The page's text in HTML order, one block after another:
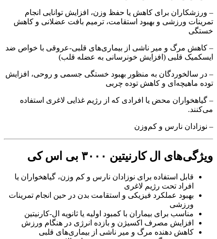
– ورزشکاران برای کاهش یا حفظ وزن، افزایش توانایی انجام
تمرینات ورزشی و بهبود استقامت، ترمیم بافت عضلانی و کاهش
خستگی
– کاهش مرگ و میر ناشی از بیماری‌های قلبی-عروقی با خواص ضد
ایسکمیک قلبی (افزایش خونرسانی به عضله قلب)
– در سالخوردگان به منظور بهبود خستگی جسمی و روحی، افزایش
توده ماهیچه‌ای و کاهش توده چربی
– گیاهخواران محض یا افرادی که از رژیم غذایی لاغری استفاده
می‌کنند.
– نوزادان نارس و کم‌وزن
ویژگی‌های ال کارنیتین ۳۰۰۰ بی اس کی
قابل استفاده برای نوزادان نارس و کم وزن، گیاهخواران یا
افراد تحت رژیم لاغری
بهبود عملکرد فیزیکی و استقامت بدن در حین انجام تمرینات
ورزشی
مناسب برای بیماران با کمبود اولیه یا ثانویه ال-کارنیتین
افزایش مصرف اکسیژن و بازده انرژی در هنگام ورزش
کاهش دهنده مرگ و میر ناشی از بیماری‌های قلبی